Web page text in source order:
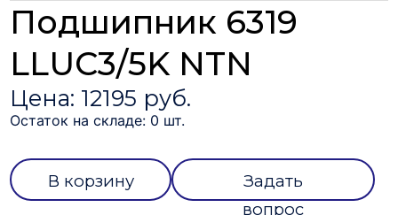
Подшипник 6319
LLUC3/5K NTN
Цена: 12195 руб.
Остаток на складе: 0 шт.
В корзину
Задать
вопрос